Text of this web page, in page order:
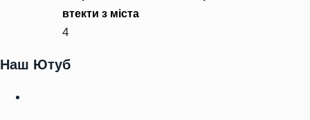
втекти з міста
4
Наш Ютуб